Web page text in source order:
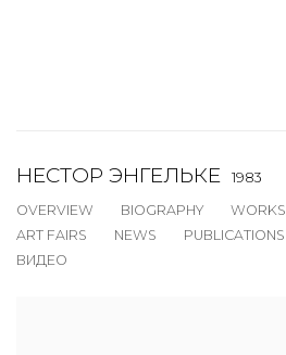
НЕСТОР ЭНГЕЛЬКЕ
1983
OVERVIEW
BIOGRAPHY WORKS
ART FAIRS
NEWS PUBLICATIONS
ВИДЕО